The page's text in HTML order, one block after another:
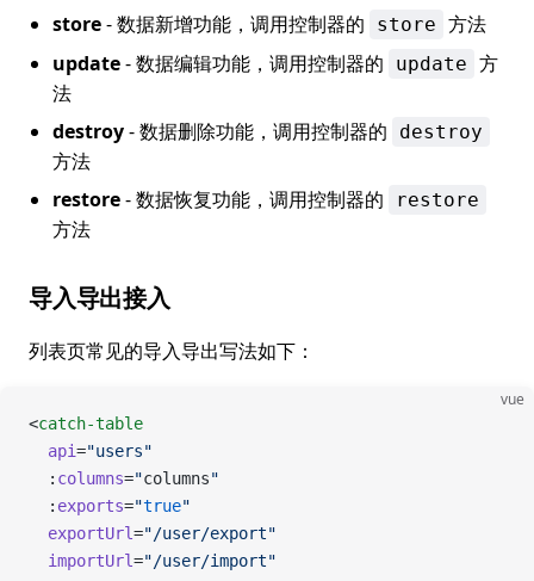
store- 数据新增功能，调用控制器的 store 方法
update- 数据编辑功能，调用控制器的 update 方
法
destroy- 数据删除功能，调用控制器的 destroy
方法
restore- 数据恢复功能，调用控制器的 restore
方法
导入导出接入
列表页常见的导入导出写法如下：
vue
<catch-table
  api
="users"
  :
columns="columns"
  :
exports="true"
  exportUrl
="/user/export"
  importUrl
="/user/import"